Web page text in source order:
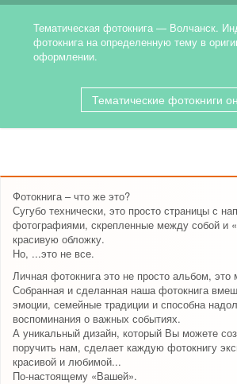
Тематическая фотокнига — Волчанск.
фотокнига на определенную тему в
оформлении.
Тематические фотокниги
Фотокнига – что же это?
Сугубо технически, это просто страницы с
фотографиями, скрепленные между собой и
красивую обложку.
Но, ...это не все.
Личная фотокнига это не просто альбом, это
Собранная и сделанная наша фотокнига
эмоции, семейные традиции и способна
воспоминания о важных событиях.
А уникальный дизайн, который Вы можете
поручить нам, сделает каждую фотокнигу
красивой и любимой...
По-настоящему «Вашей».